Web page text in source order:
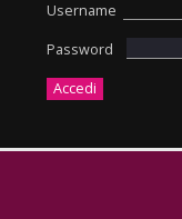
Username
Password